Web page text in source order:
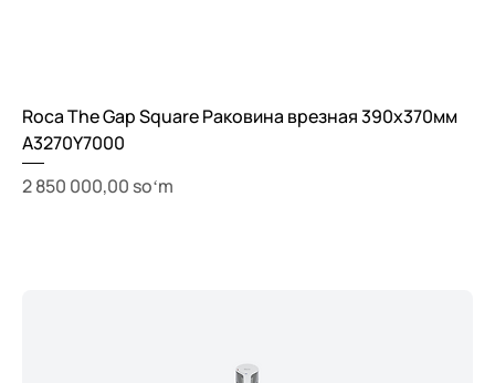
Roca The Gap Square Раковина врезная 390x370мм
A3270Y7000
Price
2 850 000,00 soʻm